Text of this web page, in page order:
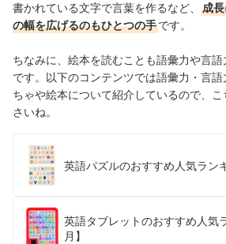
書かれている文字で言葉を作るなど、
成
の幅を広げるのもひとつの手です。
ちなみに、絵本を読むことも語彙力や言
です。以下のコンテンツでは語彙力・言
ちゃや絵本について紹介しているので、
さいね。
英語パズルのおすすめ人気ラン
英語タブレットのおすすめ人気
月】